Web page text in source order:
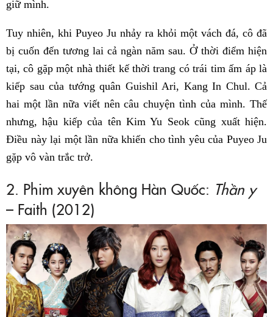
giữ mình.
Tuy nhiên, khi Puyeo Ju nhảy ra khỏi một vách đá, cô đã
bị cuốn đến tương lai cả ngàn năm sau. Ở thời điểm hiện
tại, cô gặp một nhà thiết kế thời trang có trái tim ấm áp là
kiếp sau của tướng quân Guishil Ari, Kang In Chul. Cả
hai một lần nữa viết nên câu chuyện tình của mình. Thế
nhưng, hậu kiếp của tên Kim Yu Seok cũng xuất hiện.
Điều này lại một lần nữa khiến cho tình yêu của Puyeo Ju
gặp vô vàn trắc trở.
2. Phim xuyên không Hàn Quốc: Thần y
– Faith (2012)